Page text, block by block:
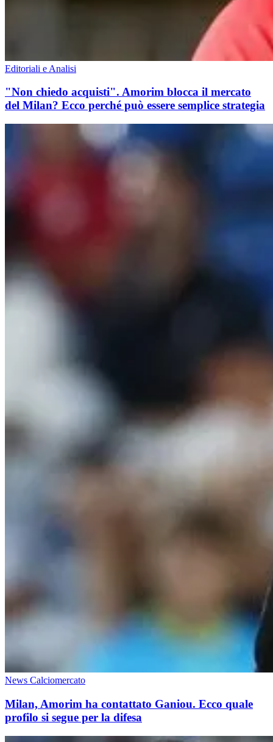
Editoriali e Analisi
"Non chiedo acquisti". Amorim blocca il mercato
del Milan? Ecco perché può essere semplice strategia
News Calciomercato
Milan, Amorim ha contattato Ganiou. Ecco quale
profilo si segue per la difesa